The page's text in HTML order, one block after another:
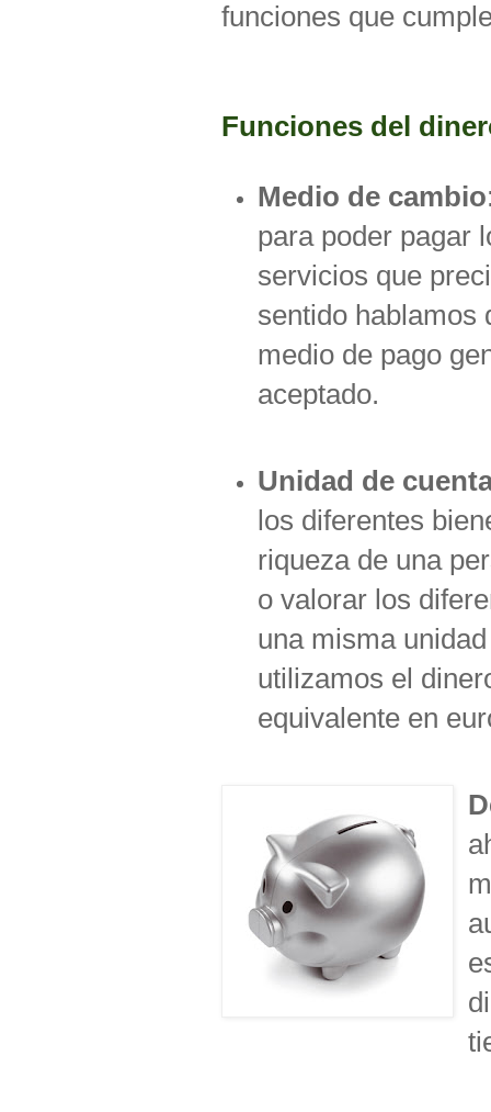
funciones que
Funciones del
Medio de cambio
para poder pagar
servicios que
sentido hablamos
medio de pago
aceptado.
Unidad de
los diferentes
riqueza de una
o valorar los
una misma
utilizamos el
equivalente en